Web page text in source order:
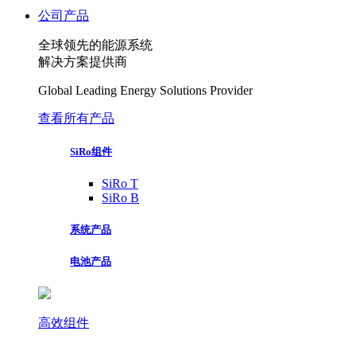
公司产品
全球领先的能源系统
解决方案提供商
Global Leading Energy Solutions Provider
查看所有产品
SiRo组件
SiRo T
SiRo B
系统产品
电池产品
高效组件